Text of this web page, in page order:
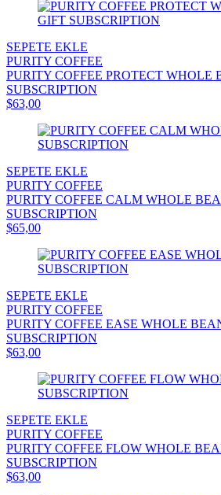
SEPETE EKLE
PURITY COFFEE
PURITY COFFEE PROTECT WHOLE
SUBSCRIPTION
$63,00
SEPETE EKLE
PURITY COFFEE
PURITY COFFEE CALM WHOLE
SUBSCRIPTION
$65,00
SEPETE EKLE
PURITY COFFEE
PURITY COFFEE EASE WHOLE
SUBSCRIPTION
$63,00
SEPETE EKLE
PURITY COFFEE
PURITY COFFEE FLOW WHOLE
SUBSCRIPTION
$63,00